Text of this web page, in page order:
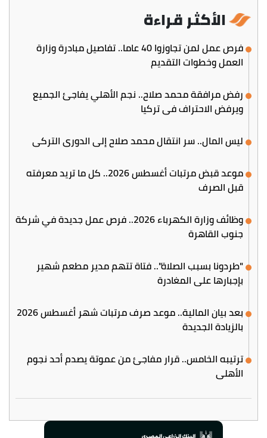
الأكثر قراءة
فرص عمل لمن تجاوزوا 40 عاما.. تفاصيل مبادرة وزارة
العمل وخطوات التقديم
رفض مرافقة محمد صلاح.. نجم الأهلي يفاجئ الجميع
ويرفض الاحتراف في تركيا
ليس المال.. سر انتقال محمد صلاح إلى الدوري التركي
موعد قبض مرتبات أغسطس 2026.. كل ما تريد معرفته
قبل الصرف
وظائف وزارة الكهرباء 2026.. فرص عمل جديدة في شركة
جنوب القاهرة
"طردونا بسبب الصلاة".. فتاة تتهم مدير مطعم شهير
بإجبارها على المغادرة
بعد بيان المالية.. موعد صرف مرتبات شهر أغسطس 2026
بالزيادة الجديدة
ترتيبه الخامس.. قرار مفاجئ من عموتة يصدم أحد نجوم
الأهلي